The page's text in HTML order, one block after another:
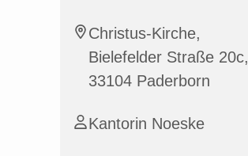
Christus-Kirche,
Bielefelder Straße 20c,
33104 Paderborn
Kantorin Noeske